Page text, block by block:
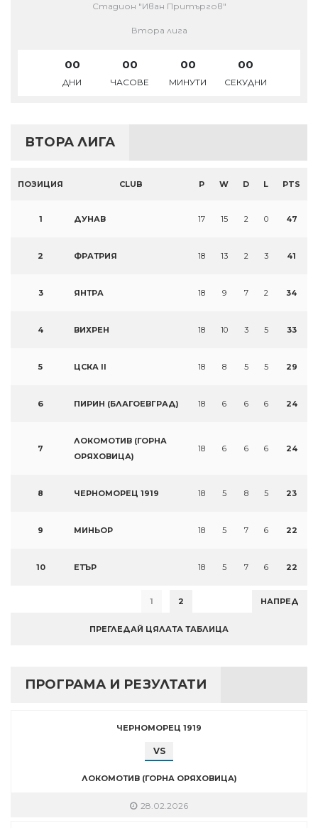
Стадион "Иван Притъргов"
Втора лига
00
ДНИ
00
ЧАСОВЕ
00
МИНУТИ
00
СЕКУДНИ
ВТОРА ЛИГА
ПОЗИЦИЯ CLUB P W D L PTS
1 ДУНАВ 17 15 2 0 47
2 ФРАТРИЯ 18 13 2 3 41
3 ЯНТРА 18 9 7 2 34
4 ВИХРЕН 18 10 3 5 33
5 ЦСКА II 18 8 5 5 29
6 ПИРИН (БЛАГОЕВГРАД) 18 6 6 6 24
7
ЛОКОМОТИВ (ГОРНА
ОРЯХОВИЦА)
18 6 6 6 24
8 ЧЕРНОМОРЕЦ 1919 18 5 8 5 23
9 МИНЬОР 18 5 7 6 22
10 ЕТЪР 18 5 7 6 22
1 2 НАПРЕД
ПРЕГЛЕДАЙ ЦЯЛАТА ТАБЛИЦА
ПРОГРАМА И РЕЗУЛТАТИ
ЧЕРНОМОРЕЦ 1919
VS
ЛОКОМОТИВ (ГОРНА ОРЯХОВИЦА)
28.02.2026